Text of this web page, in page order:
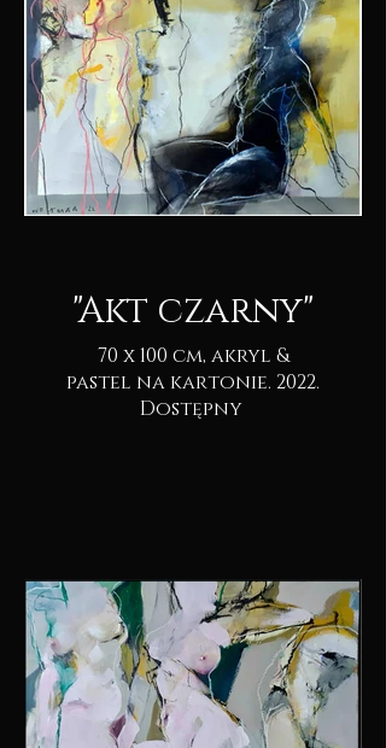
"Akt czarny"
70 x 100 cm, akryl &
pastel na kartonie. 2022.
Dostępny